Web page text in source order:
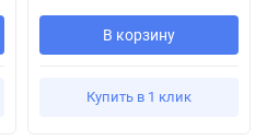
В корзину
Купить в 1 клик